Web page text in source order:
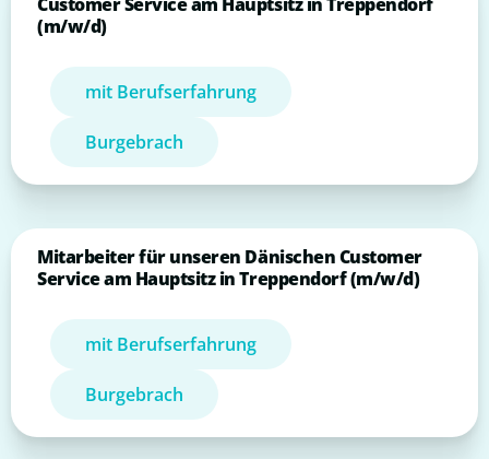
(m/w/d)
mit Berufserfahrung
Burgebrach
Mitarbeiter für unseren Dänischen Customer
Service am Hauptsitz in Treppendorf (m/w/d)
mit Berufserfahrung
Burgebrach